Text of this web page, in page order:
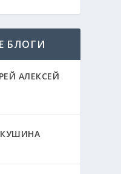
БЛОГИ
АЛЕКСЕЙ